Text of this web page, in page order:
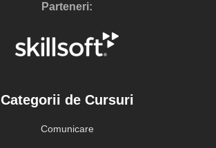
Parteneri:
Categorii de Cursuri
Comunicare